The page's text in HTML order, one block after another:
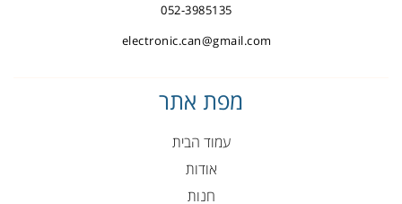
052-3985135
electronic.can@gmail.com
מפת אתר
עמוד הבית
אודות
חנות